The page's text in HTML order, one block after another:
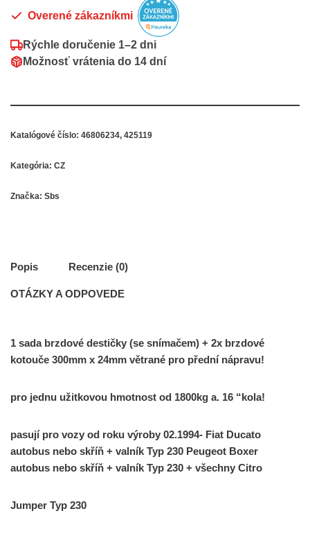
Overené zákazníkmi
Rýchle doručenie 1–2 dni
Možnosť vrátenia do 14 dní
Katalógové číslo: 46806234, 425119
Kategória: CZ
Značka: Sbs
Popis Recenzie (0)
OTÁZKY A ODPOVEDE
1 sada brzdové destičky (se snímačem) + 2x brzdové
kotouče 300mm x 24mm větrané pro přední nápravu!
pro jednu užitkovou hmotnost od 1800kg a. 16 “kola!
pasují pro vozy od roku výroby 02.1994- Fiat Ducato
autobus nebo skříň + valník Typ 230 Peugeot Boxer
autobus nebo skříň + valník Typ 230 + všechny Citro
Jumper Typ 230